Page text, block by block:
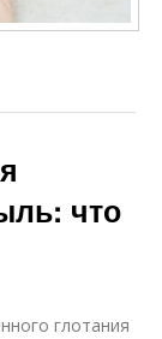
что
глотания